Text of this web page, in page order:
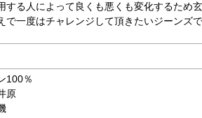
する人によって良くも悪くも変化するため
で一度はチャレンジして頂きたいジーンズで
100％
原